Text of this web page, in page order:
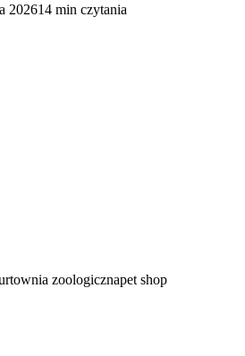
202614 min czytania
zoologicznapet shop